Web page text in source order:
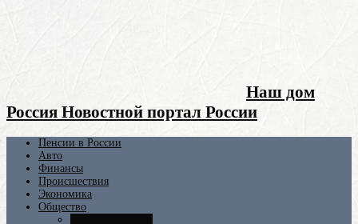
Наш дом
Россия Новостной портал России
Пенсии в России
Авто
Финансы
Происшествия
Экономика
Общество